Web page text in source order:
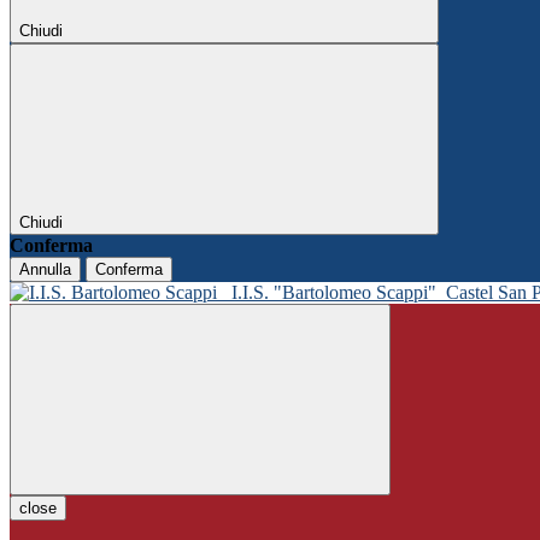
Chiudi
Chiudi
Conferma
Annulla Conferma
I.I.S. "Bartolomeo Scappi" Castel San
close